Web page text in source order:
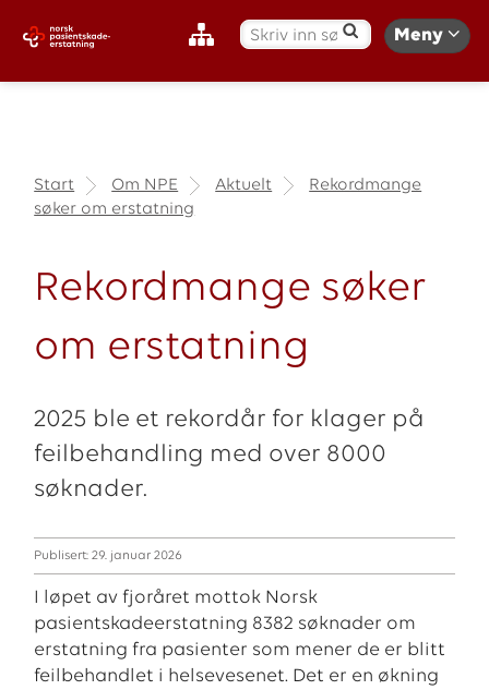
S
k
Meny
Start Om NPE Aktuelt
Rekordmange
søker om erstatning
Rekordmange søker
om erstatning
2025 ble et rekordår for klager på
feilbehandling med over 8000
søknader.
Publisert: 29. januar 2026
I løpet av fjoråret mottok Norsk
pasientskadeerstatning 8382 søknader om
erstatning fra pasienter som mener de er blitt
feilbehandlet i helsevesenet. Det er en økning